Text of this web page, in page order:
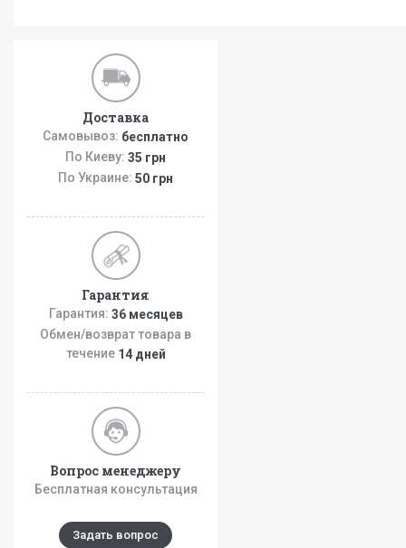
Доставка
Самовывоз: бесплатно
По Киеву: 35 грн
По Украине: 50 грн
Гарантия
Гарантия: 36 месяцев
Обмен/возврат товара в
течение 14 дней
Вопрос менеджеру
Бесплатная консультация
Задать вопрос